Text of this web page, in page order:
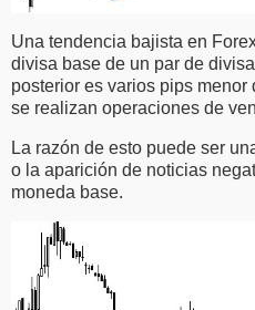
Una tendencia bajista en
divisa base de un par de
posterior es varios pips menor
se realizan operaciones de
La razón de esto puede ser
o la aparición de noticias
moneda base.